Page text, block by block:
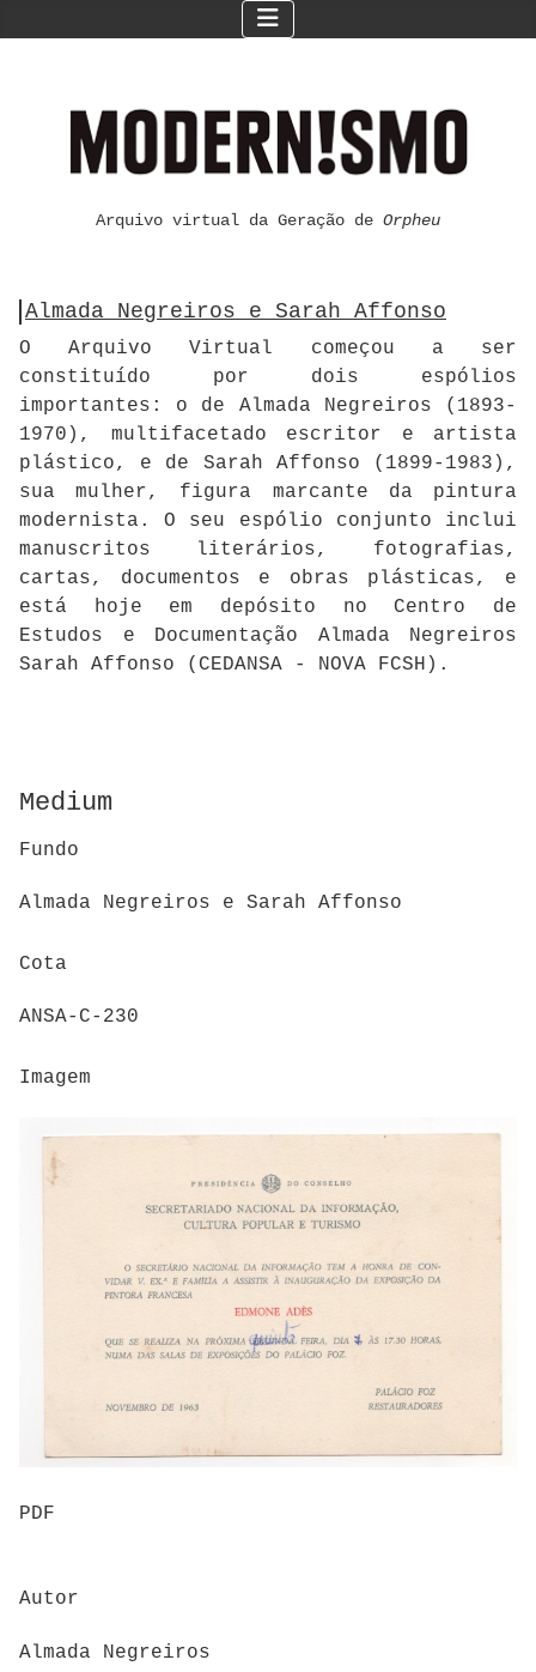
Arquivo virtual da Geração de Orpheu
Almada Negreiros e Sarah Affonso
O Arquivo Virtual começou a ser
constituído por dois espólios
importantes: o de Almada Negreiros (1893-
1970), multifacetado escritor e artista
plástico, e de Sarah Affonso (1899-1983),
sua mulher, figura marcante da pintura
modernista. O seu espólio conjunto inclui
manuscritos literários, fotografias,
cartas, documentos e obras plásticas, e
está hoje em depósito no Centro de
Estudos e Documentação Almada Negreiros
Sarah Affonso (CEDANSA - NOVA FCSH).
Medium
Fundo
Almada Negreiros e Sarah Affonso
Cota
ANSA-C-230
Imagem
PDF
Autor
Almada Negreiros